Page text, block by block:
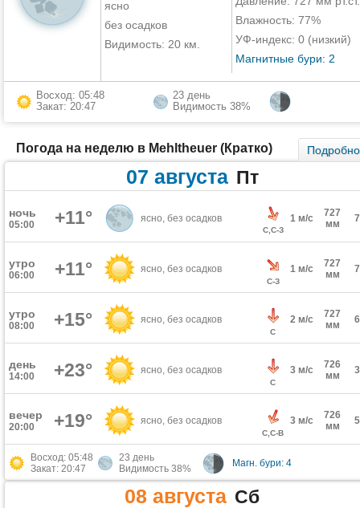
ясно
без осадков
Видимость: 20 км.
Влажность: 77%
УФ-индекс: 0 (низкий)
Магнитные бури: 2
Восход: 05:48
Закат: 20:47
23 день
Видимость 38%
Погода на неделю в Mehltheuer (Кратко) Подробно
07 августа Пт
ночь
05:00 +11° ясно, без осадков
С,С-З
1 м/с
727
мм
утро
06:00 +11° ясно, без осадков
С-З
1 м/с
727
мм
утро
08:00 +15° ясно, без осадков
С
2 м/с
727
мм
день
14:00 +23° ясно, без осадков
С
3 м/с
726
мм
вечер
20:00 +19° ясно, без осадков
С,С-В
3 м/с
726
мм
Восход: 05:48
Закат: 20:47
23 день
Видимость 38%
Магн. бури: 4
08 августа Сб